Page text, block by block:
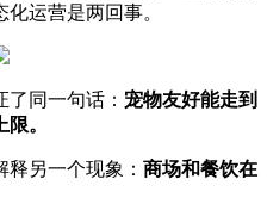
运营是两回事。
同一句话： 宠物友好能走到
。
另一个现象： 商场和餐饮在